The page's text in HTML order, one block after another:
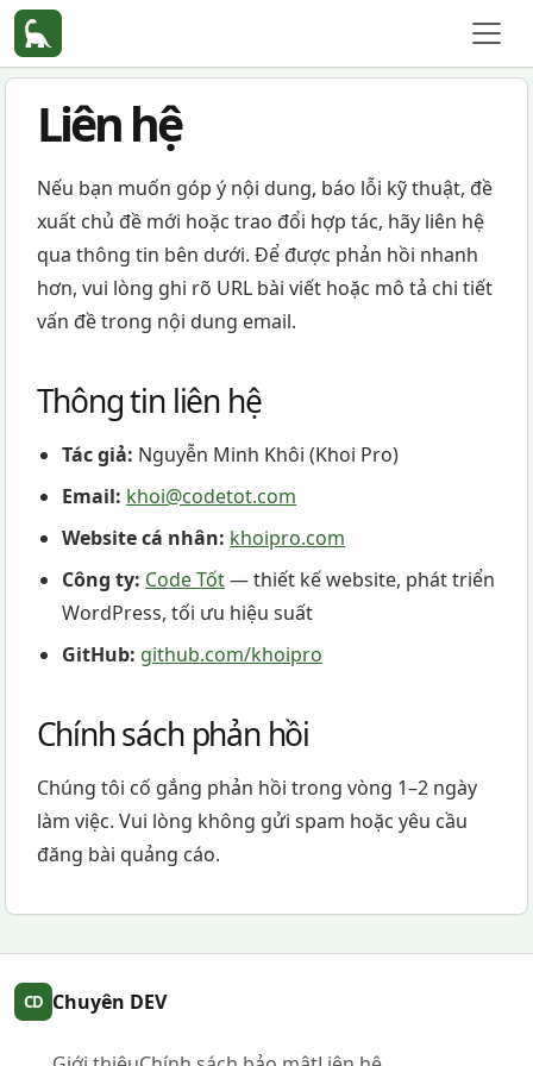
Liên hệ
Nếu bạn muốn góp ý nội dung, báo lỗi kỹ thuật, đề
xuất chủ đề mới hoặc trao đổi hợp tác, hãy liên hệ
qua thông tin bên dưới. Để được phản hồi nhanh
hơn, vui lòng ghi rõ URL bài viết hoặc mô tả chi tiết
vấn đề trong nội dung email.
Thông tin liên hệ
Tác giả: Nguyễn Minh Khôi (Khoi Pro)
Email: khoi@codetot.com
Website cá nhân: khoipro.com
Công ty: Code Tốt— thiết kế website, phát triển
WordPress, tối ưu hiệu suất
GitHub: github.com/khoipro
Chính sách phản hồi
Chúng tôi cố gắng phản hồi trong vòng 1–2 ngày
làm việc. Vui lòng không gửi spam hoặc yêu cầu
đăng bài quảng cáo.
CD Chuyên DEV